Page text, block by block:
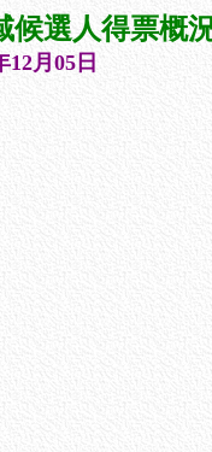
候選人得票概
月05日